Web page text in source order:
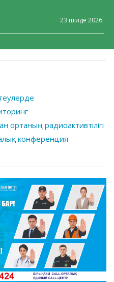
23 шілде 2026
ортаның радиоактивтілігі
конференция